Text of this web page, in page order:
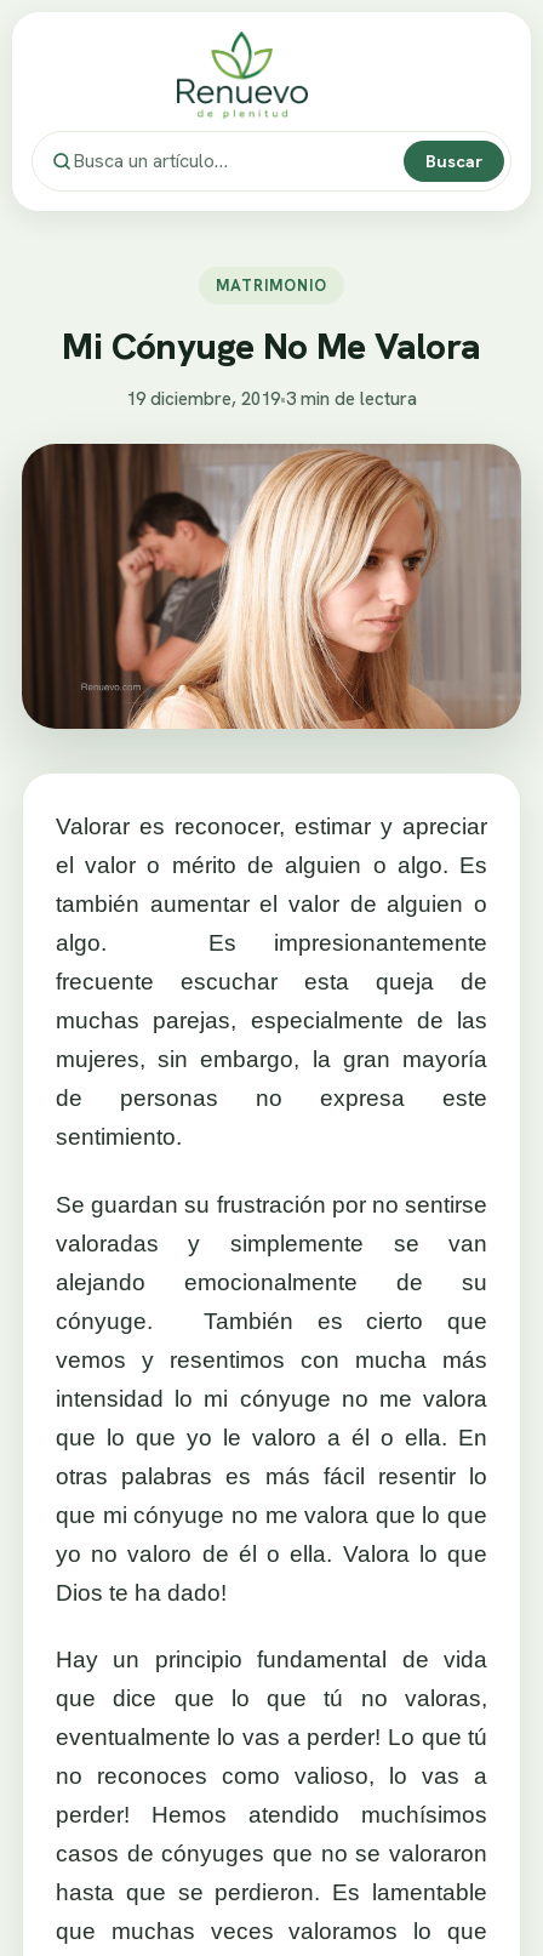
Buscar
MATRIMONIO
Mi Cónyuge No Me Valora
19 diciembre, 2019•3 min de lectura
Valorar es reconocer, estimar y apreciar
el valor o mérito de alguien o algo. Es
también aumentar el valor de alguien o
algo. Es impresionantemente
frecuente escuchar esta queja de
muchas parejas, especialmente de las
mujeres, sin embargo, la gran mayoría
de personas no expresa este
sentimiento.
Se guardan su frustración por no sentirse
valoradas y simplemente se van
alejando emocionalmente de su
cónyuge. También es cierto que
vemos y resentimos con mucha más
intensidad lo mi cónyuge no me valora
que lo que yo le valoro a él o ella. En
otras palabras es más fácil resentir lo
que mi cónyuge no me valora que lo que
yo no valoro de él o ella. Valora lo que
Dios te ha dado!
Hay un principio fundamental de vida
que dice que lo que tú no valoras,
eventualmente lo vas a perder! Lo que tú
no reconoces como valioso, lo vas a
perder! Hemos atendido muchísimos
casos de cónyuges que no se valoraron
hasta que se perdieron. Es lamentable
que muchas veces valoramos lo que